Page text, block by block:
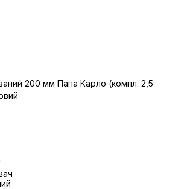
200 мм Папа Карло (компл. 2,5